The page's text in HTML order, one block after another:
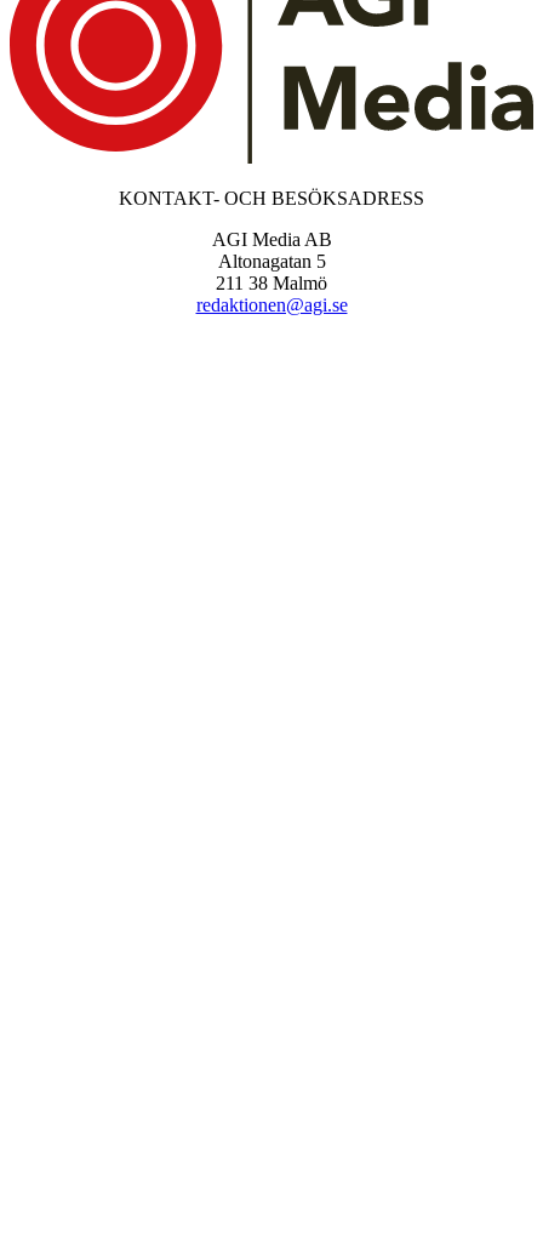
KONTAKT- OCH BESÖKSADRESS
AGI Media AB
Altonagatan 5
211 38 Malmö
redaktionen@agi.se